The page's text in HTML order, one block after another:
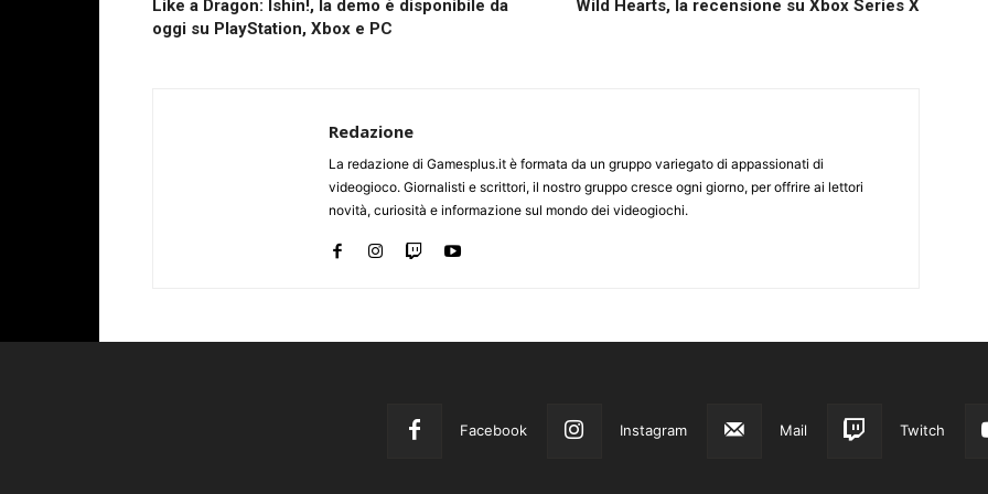
Like a Dragon: Ishin!, la demo è disponibile da
oggi su PlayStation, Xbox e PC
Wild Hearts, la recensione su Xbox Series X
Redazione
La redazione di Gamesplus.it è formata da un gruppo variegato di appassionati di
videogioco. Giornalisti e scrittori, il nostro gruppo cresce ogni giorno, per offrire ai lettori
novità, curiosità e informazione sul mondo dei videogiochi.
Facebook Instagram Mail Twitch